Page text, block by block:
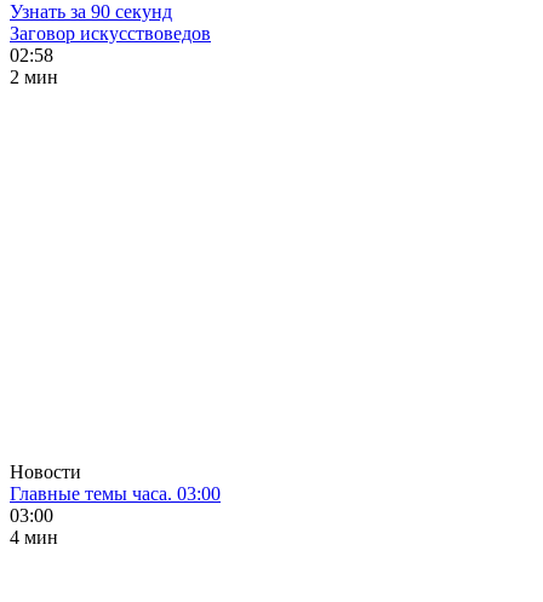
Узнать за 90 секунд
Заговор искусствоведов
02:58
2 мин
Новости
Главные темы часа. 03:00
03:00
4 мин